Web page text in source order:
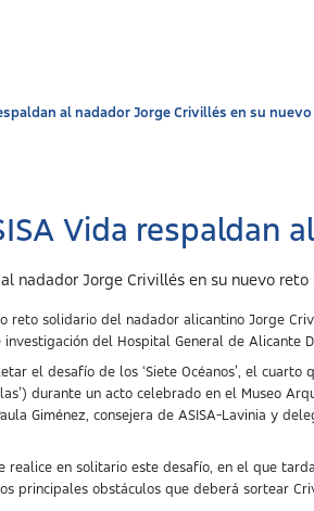
al nadador Jorge Crivillés en su
Vida respaldan
reto solidario del nadador alicantino Jorge
del Hospital General de Alicante
el desafío de los ‘Siete Océanos’, el
durante un acto celebrado en el Museo
Giménez, consejera de ASISA-Lavinia y
realice en solitario este desafío, en el que
principales obstáculos que deberá sortear